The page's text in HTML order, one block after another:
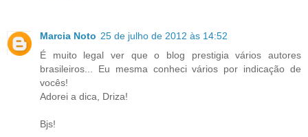
Marcia Noto 25 de julho de 2012 às 14:52
É muito legal ver que o blog prestigia vários autores
brasileiros... Eu mesma conheci vários por indicação de
vocês!
Adorei a dica, Driza!
Bjs!